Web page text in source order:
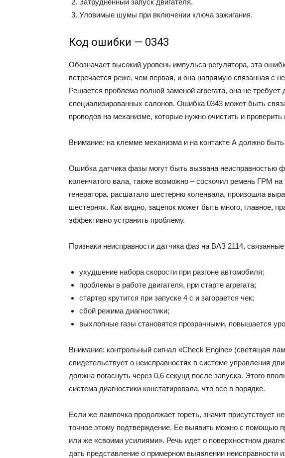
Затрудненный запуск двигателя.
Уловимые шумы при включении ключа зажигания.
Код ошибки — 0343
Обозначает высокий уровень импульса регулятора, эта
встречается реже, чем первая, и она напрямую связанная с
Решается проблема полной заменой агрегата, она не требует
специализированных салонов. Ошибка 0343 может быть
проводов на механизме, которые нужно очистить и проверить
Внимание: на клемме механизма и на контакте А должно
Ошибка датчика фазы могут быть вызвана неисправностью
коленчатого вала, также возможно – соскочил ремень ГРМ
генератора, расшатало шестерню коленвала, произошла
шестернях. Как видно, зацепок может быть много, главное,
эффективно устранить проблему.
Признаки неисправности датчика фаз на ВАЗ 2114,
ухудшение набора скорости при разгоне автомобиля;
проблемы в работе двигателя, при старте агрегата;
стартер крутится при запуске 4 с и загорается чек;
сбой режима диагностики;
выхлопные газы становятся прозрачными, повышается
Внимание: контрольный сигнал «Check Engine» (светящая
свидетельствует о неисправностях в системе управления
должна погаснуть через 0,6 секунд после запуска. Этого
система диагностики констатировала, что все в порядке.
Если же лампочка продолжает гореть, значит присутствует
точное этому подтверждение. Ее выявить можно с помощью
или же «своими усилиями». Речь идет о поверхностном
дать представление о примерном выявлении неисправности